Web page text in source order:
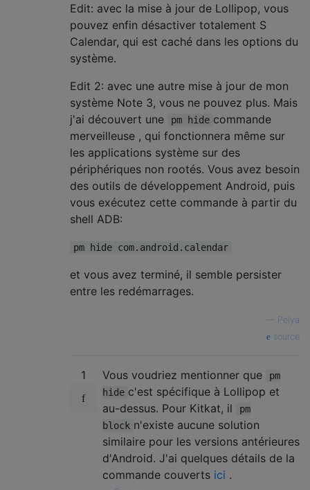
Edit: avec la mise à jour de Lollipop, vous
pouvez enfin désactiver totalement S
Calendar, qui est caché dans les options du
système.
Edit 2: avec une autre mise à jour de mon
système Note 3, vous ne pouvez plus. Mais
j'ai découvert une
pm hide commande
merveilleuse , qui fonctionnera même sur
les applications système sur des
périphériques non rootés. Vous avez besoin
des outils de développement Android, puis
vous exécutez cette commande à partir du
shell ADB:
pm hide com.android.calendar
et vous avez terminé, il semble persister
entre les redémarrages.
Pelya
source
1 Vous voudriez mentionner que
pm
hide c'est spécifique à Lollipop et
au-dessus. Pour Kitkat, il
pm
block n'existe aucune solution
similaire pour les versions antérieures
d'Android. J'ai quelques détails de la
commande couverts ici .